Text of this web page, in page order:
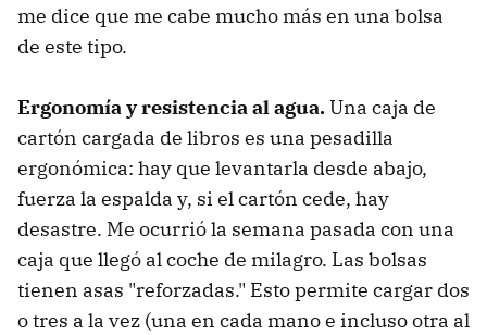
me dice que me cabe mucho más en una bolsa
de este tipo.
Ergonomía y resistencia al agua.Una caja de
cartón cargada de libros es una pesadilla
ergonómica: hay que levantarla desde abajo,
fuerza la espalda y, si el cartón cede, hay
desastre. Me ocurrió la semana pasada con una
caja que llegó al coche de milagro. Las bolsas
tienen asas "reforzadas." Esto permite cargar dos
o tres a la vez (una en cada mano e incluso otra al